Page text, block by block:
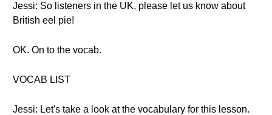
Jessi: So listeners in the UK, please let us know about
British eel pie!
OK. On to the vocab.
VOCAB LIST
Jessi: Let's take a look at the vocabulary for this lesson.